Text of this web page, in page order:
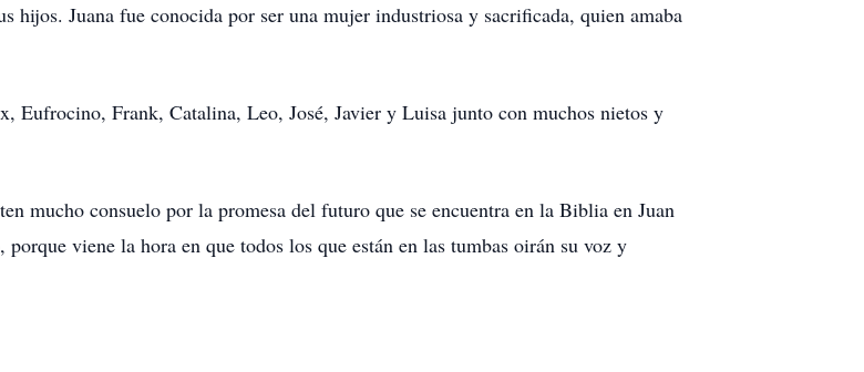
hijos. Juana fue conocida por ser una mujer industriosa y sacrificada, quien amaba
Eufrocino, Frank, Catalina, Leo, José, Javier y Luisa junto con muchos nietos y
mucho consuelo por la promesa del futuro que se encuentra en la Biblia en Juan
viene la hora en que todos los que están en las tumbas oirán su voz y